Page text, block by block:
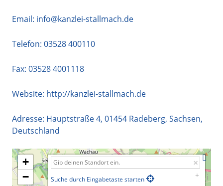
Email: info@kanzlei-stallmach.de
Telefon: 03528 400110
Fax: 03528 4001118
Website: http://kanzlei-stallmach.de
Adresse: Hauptstraße 4, 01454 Radeberg, Sachsen,
Deutschland
+
−
Suche durch Eingabetaste starten